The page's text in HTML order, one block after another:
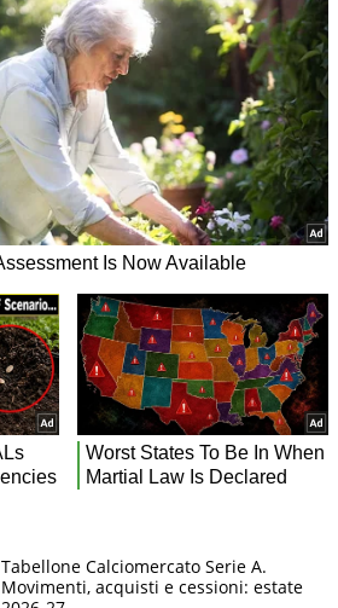
Tabellone Calciomercato Serie A.
Movimenti, acquisti e cessioni: estate